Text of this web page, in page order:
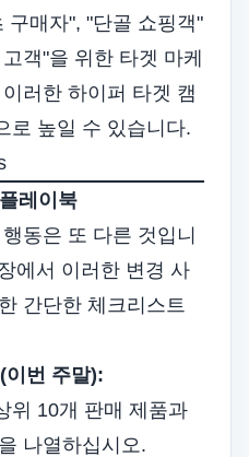
구매자", "단골 쇼핑객"
객"을 위한 타겟 마케
러한 하이퍼 타겟 캠
로 높일 수 있습니다.
레이북
동은 또 다른 것입니
에서 이러한 변경 사
간단한 체크리스트
이번 주말):
위 10개 판매 제품과
나열하십시오.